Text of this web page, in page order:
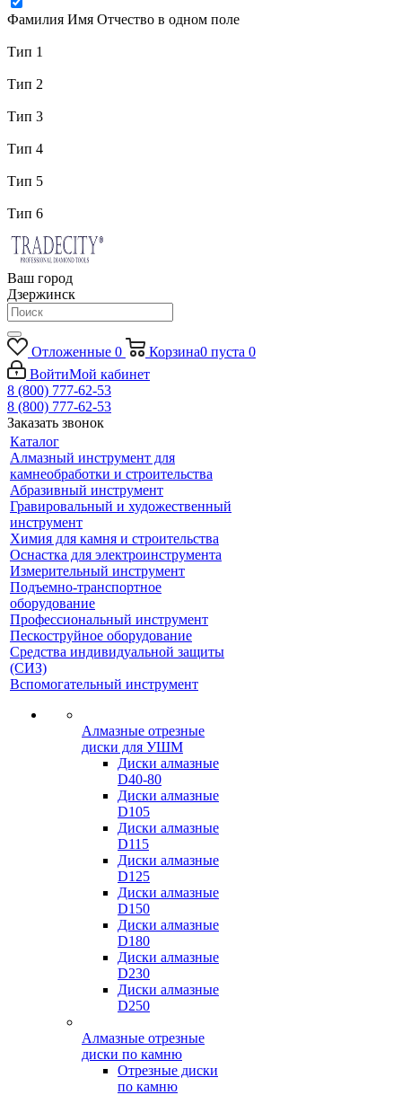
Фамилия Имя Отчество в одном поле
Тип 1
Тип 2
Тип 3
Тип 4
Тип 5
Тип 6
Ваш город
Дзержинск
Отложенные 0 Корзина0 пуста 0
ВойтиМой кабинет
8 (800) 777-62-53
8 (800) 777-62-53
Заказать звонок
Каталог
Алмазный инструмент для
камнеобработки и строительства
Абразивный инструмент
Гравировальный и художественный
инструмент
Химия для камня и строительства
Оснастка для электроинструмента
Измерительный инструмент
Подъемно-транспортное
оборудование
Профессиональный инструмент
Пескоструйное оборудование
Средства индивидуальной защиты
(СИЗ)
Вспомогательный инструмент
Алмазные отрезные
диски для УШМ
Диски алмазные
D40-80
Диски алмазные
D105
Диски алмазные
D115
Диски алмазные
D125
Диски алмазные
D150
Диски алмазные
D180
Диски алмазные
D230
Диски алмазные
D250
Алмазные отрезные
диски по камню
Отрезные диски
по камню